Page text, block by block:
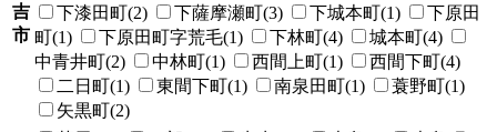
吉
市
下漆田町(2)
下薩摩瀬町(3) 下城本町(1)
下原田
町(1)
下原田町字荒毛(1) 下林町(4)
城本町(4)
中青井町(2)
中林町(1) 西間上町(1)
西間下町(4)
二日町(1)
東間下町(1) 南泉田町(1)
蓑野町(1)
矢黒町(2)